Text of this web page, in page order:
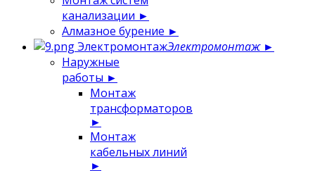
канализации ►
Алмазное бурение ►
ЭлектромонтажЭлектромонтаж ►
Наружные
работы ►
Монтаж
трансформаторов
►
Монтаж
кабельных линий
►